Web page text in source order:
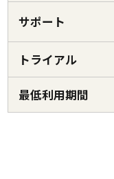
サポート
トライアル
最低利用期間